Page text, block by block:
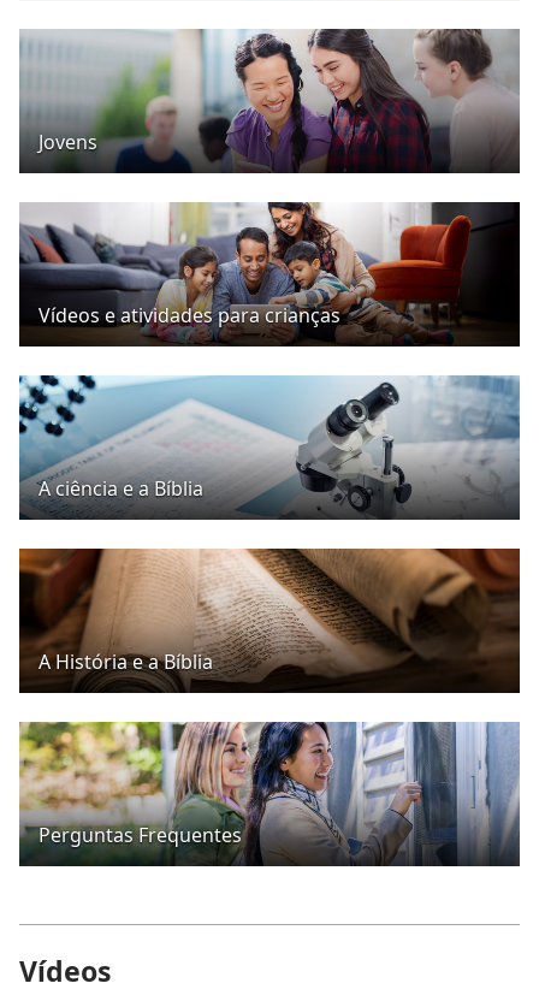
Jovens
Vídeos e atividades para crianças
A ciência e a Bíblia
A História e a Bíblia
Perguntas Frequentes
Vídeos